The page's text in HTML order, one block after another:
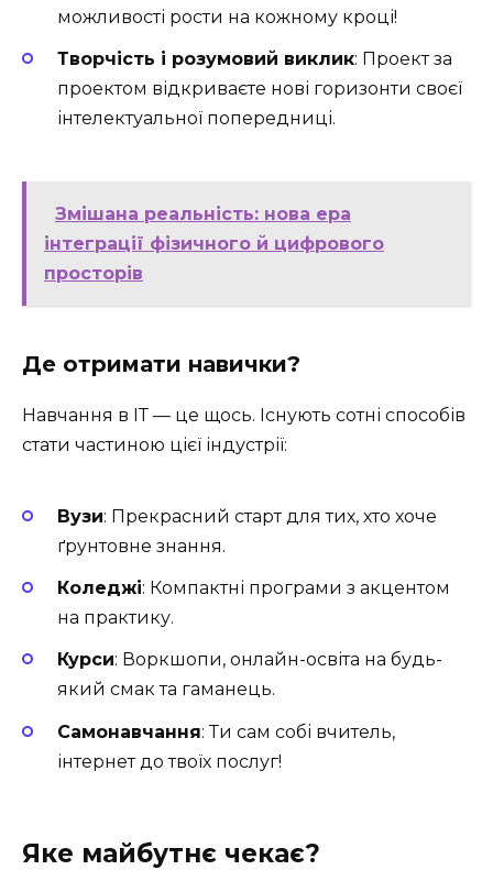
можливості рости на кожному кроці!
Творчість і розумовий виклик: Проект за
проектом відкриваєте нові горизонти своєї
інтелектуальної попередниці.
Змішана реальність: нова ера
інтеграції фізичного й цифрового
просторів
Де отримати навички?
Навчання в ІТ — це щось. Існують сотні способів
стати частиною цієї індустрії:
Вузи: Прекрасний старт для тих, хто хоче
ґрунтовне знання.
Коледжі: Компактні програми з акцентом
на практику.
Курси: Воркшопи, онлайн-освіта на будь-
який смак та гаманець.
Самонавчання: Ти сам собі вчитель,
інтернет до твоїх послуг!
Яке майбутнє чекає?